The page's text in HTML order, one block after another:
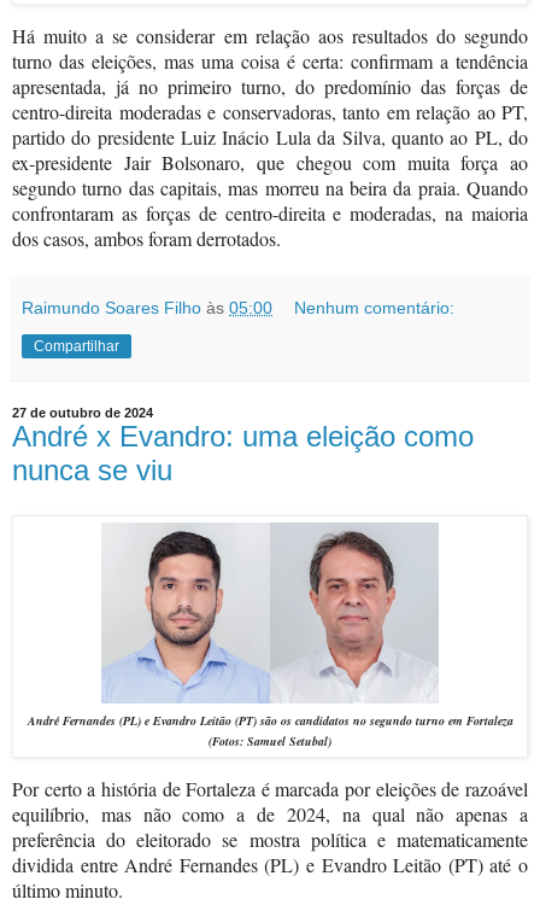
Há muito a se considerar em relação aos resultados do segundo
turno das eleições, mas uma coisa é certa: confirmam a tendência
apresentada, já no primeiro turno, do predomínio das forças de
centro-direita moderadas e conservadoras, tanto em relação ao PT,
partido do presidente Luiz Inácio Lula da Silva, quanto ao PL, do
ex-presidente Jair Bolsonaro, que chegou com muita força ao
segundo turno das capitais, mas morreu na beira da praia. Quando
confrontaram as forças de centro-direita e moderadas, na maioria
dos casos, ambos foram derrotados.
Raimundo Soares Filho às 05:00 Nenhum comentário:
Compartilhar
27 de outubro de 2024
André x Evandro: uma eleição como
nunca se viu
André Fernandes (PL) e Evandro Leitão (PT) são os candidatos no segundo turno em Fortaleza
(Fotos: Samuel Setubal)
Por certo a história de Fortaleza é marcada por eleições de razoável
equilíbrio, mas não como a de 2024, na qual não apenas a
preferência do eleitorado se mostra política e matematicamente
dividida entre André Fernandes (PL) e Evandro Leitão (PT) até o
último minuto.